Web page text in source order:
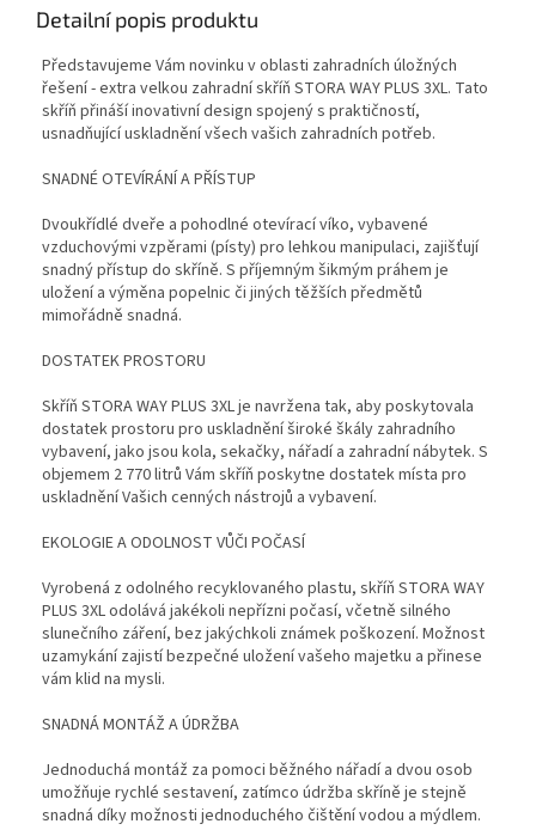
Detailní popis produktu
Představujeme Vám novinku v oblasti zahradních úložných
řešení - extra velkou zahradní skříň STORA WAY PLUS 3XL. Tato
skříň přináší inovativní design spojený s praktičností,
usnadňující uskladnění všech vašich zahradních potřeb.
SNADNÉ OTEVÍRÁNÍ A PŘÍSTUP
Dvoukřídlé dveře a pohodlné otevírací víko, vybavené
vzduchovými vzpěrami (písty) pro lehkou manipulaci, zajišťují
snadný přístup do skříně. S příjemným šikmým práhem je
uložení a výměna popelnic či jiných těžších předmětů
mimořádně snadná.
DOSTATEK PROSTORU
Skříň STORA WAY PLUS 3XL je navržena tak, aby poskytovala
dostatek prostoru pro uskladnění široké škály zahradního
vybavení, jako jsou kola, sekačky, nářadí a zahradní nábytek. S
objemem 2 770 litrů Vám skříň poskytne dostatek místa pro
uskladnění Vašich cenných nástrojů a vybavení.
EKOLOGIE A ODOLNOST VŮČI POČASÍ
Vyrobená z odolného recyklovaného plastu, skříň STORA WAY
PLUS 3XL odolává jakékoli nepřízni počasí, včetně silného
slunečního záření, bez jakýchkoli známek poškození. Možnost
uzamykání zajistí bezpečné uložení vašeho majetku a přinese
vám klid na mysli.
SNADNÁ MONTÁŽ A ÚDRŽBA
Jednoduchá montáž za pomoci běžného nářadí a dvou osob
umožňuje rychlé sestavení, zatímco údržba skříně je stejně
snadná díky možnosti jednoduchého čištění vodou a mýdlem.